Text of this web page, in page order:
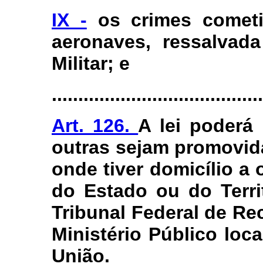
IX - os crimes
aeronaves,
Militar; e
Art. 126. A lei poderá
outras sejam
onde tiver domicílio a
do Estado ou do
Tribunal Federal de
Ministério Público
União.